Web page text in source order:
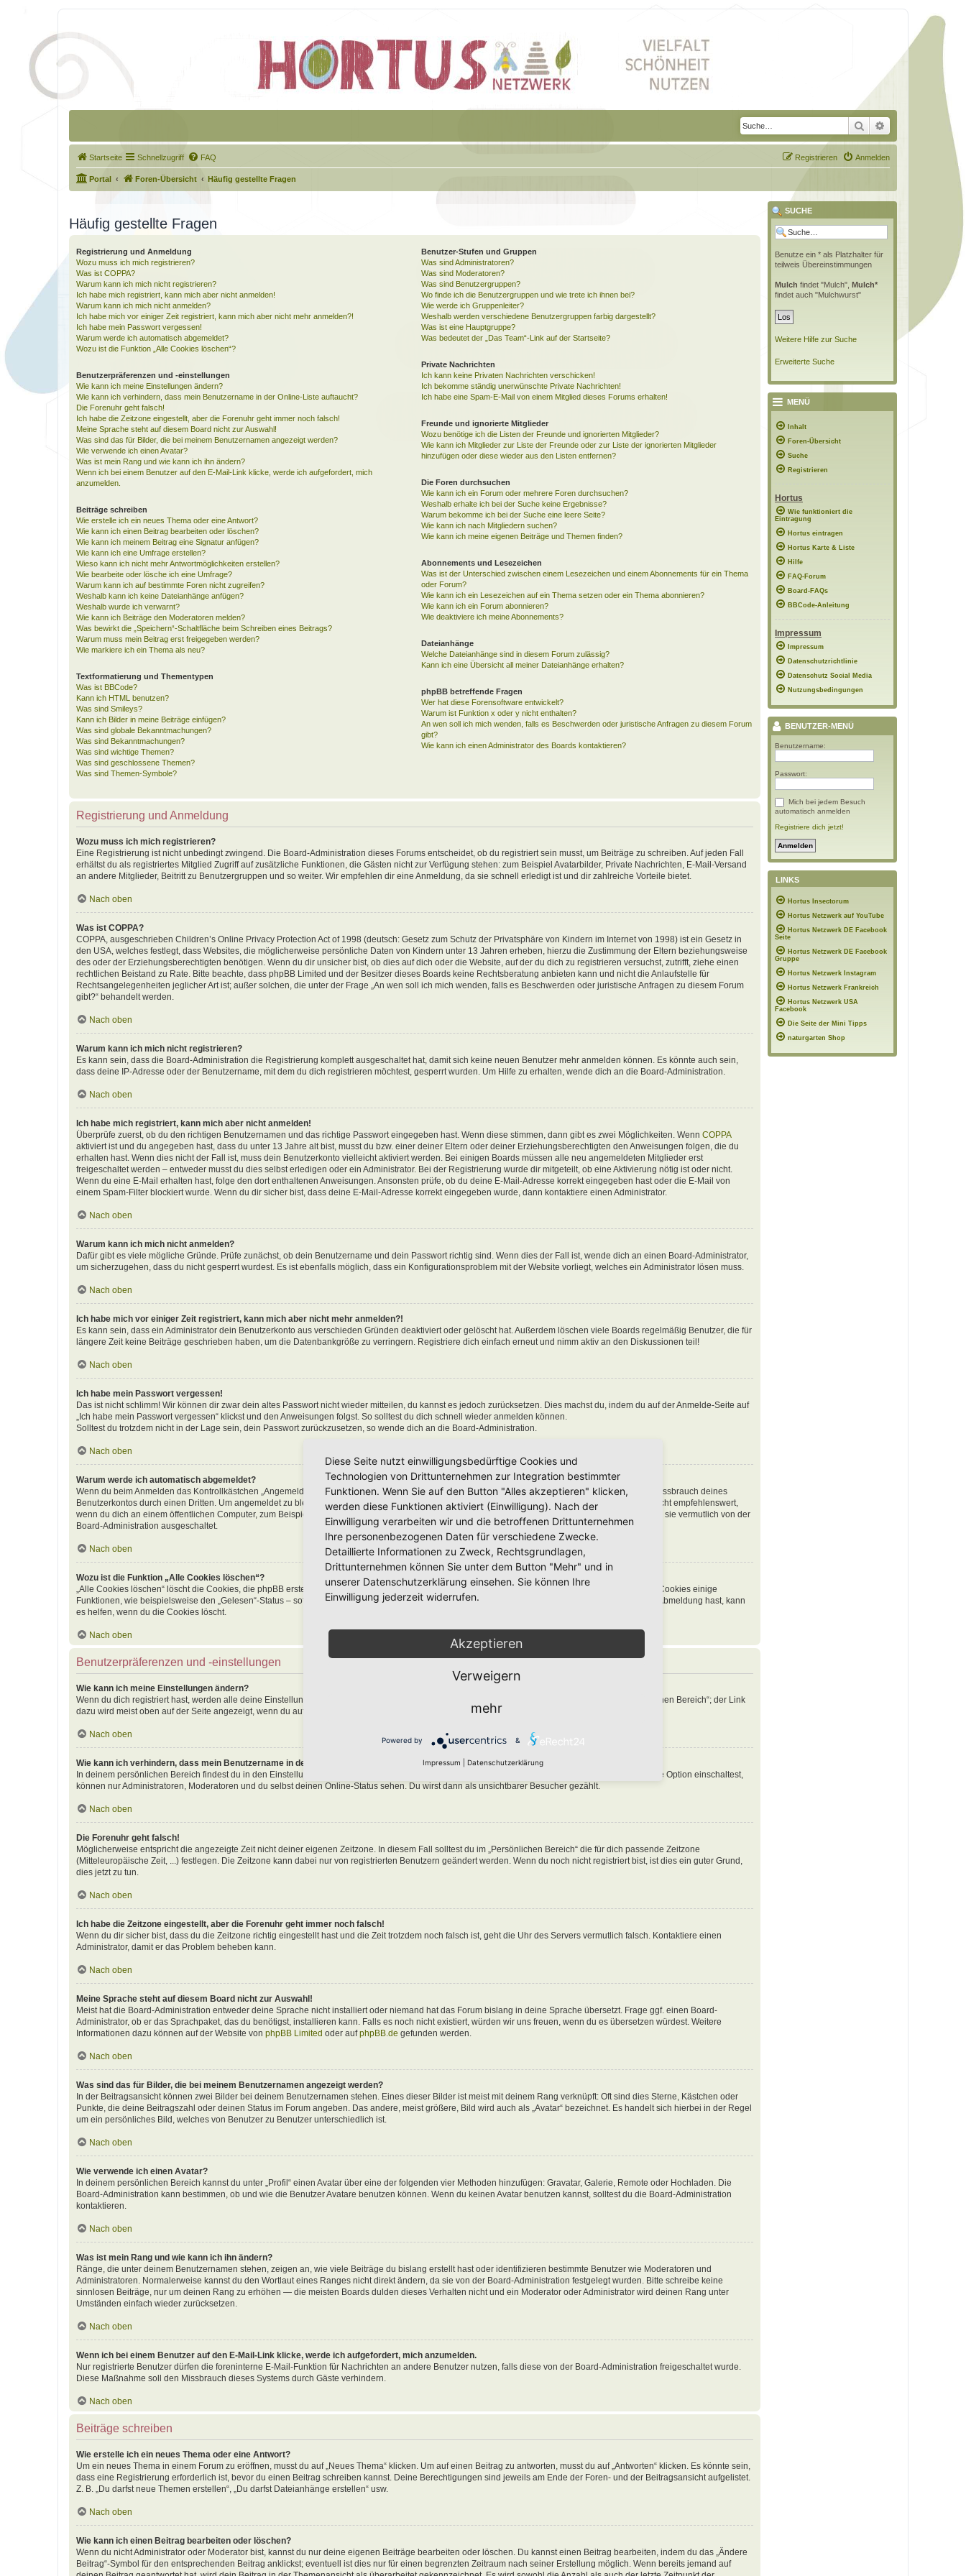
Suche Erweiterte Suche
Startseite Schnellzugriff FAQ Anmelden
Registrieren
Portal Foren-Übersicht Häufig gestellte Fragen
Häufig gestellte Fragen
Registrierung und Anmeldung
Wozu muss ich mich registrieren?
Was ist COPPA?
Warum kann ich mich nicht registrieren?
Ich habe mich registriert, kann mich aber nicht anmelden!
Warum kann ich mich nicht anmelden?
Ich habe mich vor einiger Zeit registriert, kann mich aber nicht mehr anmelden?!
Ich habe mein Passwort vergessen!
Warum werde ich automatisch abgemeldet?
Wozu ist die Funktion „Alle Cookies löschen“?
Benutzerpräferenzen und -einstellungen
Wie kann ich meine Einstellungen ändern?
Wie kann ich verhindern, dass mein Benutzername in der Online-Liste auftaucht?
Die Forenuhr geht falsch!
Ich habe die Zeitzone eingestellt, aber die Forenuhr geht immer noch falsch!
Meine Sprache steht auf diesem Board nicht zur Auswahl!
Was sind das für Bilder, die bei meinem Benutzernamen angezeigt werden?
Wie verwende ich einen Avatar?
Was ist mein Rang und wie kann ich ihn ändern?
Wenn ich bei einem Benutzer auf den E-Mail-Link klicke, werde ich aufgefordert, mich
anzumelden.
Beiträge schreiben
Wie erstelle ich ein neues Thema oder eine Antwort?
Wie kann ich einen Beitrag bearbeiten oder löschen?
Wie kann ich meinem Beitrag eine Signatur anfügen?
Wie kann ich eine Umfrage erstellen?
Wieso kann ich nicht mehr Antwortmöglichkeiten erstellen?
Wie bearbeite oder lösche ich eine Umfrage?
Warum kann ich auf bestimmte Foren nicht zugreifen?
Weshalb kann ich keine Dateianhänge anfügen?
Weshalb wurde ich verwarnt?
Wie kann ich Beiträge den Moderatoren melden?
Was bewirkt die „Speichern“-Schaltfläche beim Schreiben eines Beitrags?
Warum muss mein Beitrag erst freigegeben werden?
Wie markiere ich ein Thema als neu?
Textformatierung und Thementypen
Was ist BBCode?
Kann ich HTML benutzen?
Was sind Smileys?
Kann ich Bilder in meine Beiträge einfügen?
Was sind globale Bekanntmachungen?
Was sind Bekanntmachungen?
Was sind wichtige Themen?
Was sind geschlossene Themen?
Was sind Themen-Symbole?
Benutzer-Stufen und Gruppen
Was sind Administratoren?
Was sind Moderatoren?
Was sind Benutzergruppen?
Wo finde ich die Benutzergruppen und wie trete ich ihnen bei?
Wie werde ich Gruppenleiter?
Weshalb werden verschiedene Benutzergruppen farbig dargestellt?
Was ist eine Hauptgruppe?
Was bedeutet der „Das Team“-Link auf der Startseite?
Private Nachrichten
Ich kann keine Privaten Nachrichten verschicken!
Ich bekomme ständig unerwünschte Private Nachrichten!
Ich habe eine Spam-E-Mail von einem Mitglied dieses Forums erhalten!
Freunde und ignorierte Mitglieder
Wozu benötige ich die Listen der Freunde und ignorierten Mitglieder?
Wie kann ich Mitglieder zur Liste der Freunde oder zur Liste der ignorierten Mitglieder
hinzufügen oder diese wieder aus den Listen entfernen?
Die Foren durchsuchen
Wie kann ich ein Forum oder mehrere Foren durchsuchen?
Weshalb erhalte ich bei der Suche keine Ergebnisse?
Warum bekomme ich bei der Suche eine leere Seite?
Wie kann ich nach Mitgliedern suchen?
Wie kann ich meine eigenen Beiträge und Themen finden?
Abonnements und Lesezeichen
Was ist der Unterschied zwischen einem Lesezeichen und einem Abonnements für ein Thema
oder Forum?
Wie kann ich ein Lesezeichen auf ein Thema setzen oder ein Thema abonnieren?
Wie kann ich ein Forum abonnieren?
Wie deaktiviere ich meine Abonnements?
Dateianhänge
Welche Dateianhänge sind in diesem Forum zulässig?
Kann ich eine Übersicht all meiner Dateianhänge erhalten?
phpBB betreffende Fragen
Wer hat diese Forensoftware entwickelt?
Warum ist Funktion x oder y nicht enthalten?
An wen soll ich mich wenden, falls es Beschwerden oder juristische Anfragen zu diesem Forum
gibt?
Wie kann ich einen Administrator des Boards kontaktieren?
Registrierung und Anmeldung
Wozu muss ich mich registrieren?
Eine Registrierung ist nicht unbedingt zwingend. Die Board-Administration dieses Forums entscheidet, ob du registriert sein musst, um Beiträge zu schreiben. Auf jeden Fall
erhältst du als registriertes Mitglied Zugriff auf zusätzliche Funktionen, die Gästen nicht zur Verfügung stehen: zum Beispiel Avatarbilder, Private Nachrichten, E-Mail-Versand
an andere Mitglieder, Beitritt zu Benutzergruppen und so weiter. Wir empfehlen dir eine Anmeldung, da sie schnell erledigt ist und dir zahlreiche Vorteile bietet.
Nach oben
Was ist COPPA?
COPPA, ausgeschrieben Children’s Online Privacy Protection Act of 1998 (deutsch: Gesetz zum Schutz der Privatsphäre von Kindern im Internet von 1998) ist ein Gesetz in
den USA, welches festlegt, dass Websites, die möglicherweise persönliche Daten von Kindern unter 13 Jahren erheben, hierzu die Zustimmung der Eltern beziehungsweise
des oder der Erziehungsberechtigten benötigen. Wenn du dir unsicher bist, ob dies auf dich oder die Website, auf der du dich zu registrieren versuchst, zutrifft, ziehe einen
rechtlichen Beistand zu Rate. Bitte beachte, dass phpBB Limited und der Besitzer dieses Boards keine Rechtsberatung anbieten kann und nicht die Anlaufstelle für
Rechtsangelegenheiten jeglicher Art ist; außer solchen, die unter der Frage „An wen soll ich mich wenden, falls es Beschwerden oder juristische Anfragen zu diesem Forum
gibt?“ behandelt werden.
Nach oben
Warum kann ich mich nicht registrieren?
Es kann sein, dass die Board-Administration die Registrierung komplett ausgeschaltet hat, damit sich keine neuen Benutzer mehr anmelden können. Es könnte auch sein,
dass deine IP-Adresse oder der Benutzername, mit dem du dich registrieren möchtest, gesperrt wurden. Um Hilfe zu erhalten, wende dich an die Board-Administration.
Nach oben
Ich habe mich registriert, kann mich aber nicht anmelden!
Überprüfe zuerst, ob du den richtigen Benutzernamen und das richtige Passwort eingegeben hast. Wenn diese stimmen, dann gibt es zwei Möglichkeiten. Wenn COPPA
aktiviert ist und du angegeben hast, dass du unter 13 Jahre alt bist, musst du bzw. einer deiner Eltern oder deiner Erziehungsberechtigten den Anweisungen folgen, die du
erhalten hast. Wenn dies nicht der Fall ist, muss dein Benutzerkonto vielleicht aktiviert werden. Bei einigen Boards müssen alle neu angemeldeten Mitglieder erst
freigeschaltet werden – entweder musst du dies selbst erledigen oder ein Administrator. Bei der Registrierung wurde dir mitgeteilt, ob eine Aktivierung nötig ist oder nicht.
Wenn du eine E-Mail erhalten hast, folge den dort enthaltenen Anweisungen. Ansonsten prüfe, ob du deine E-Mail-Adresse korrekt eingegeben hast oder die E-Mail von
einem Spam-Filter blockiert wurde. Wenn du dir sicher bist, dass deine E-Mail-Adresse korrekt eingegeben wurde, dann kontaktiere einen Administrator.
Nach oben
Warum kann ich mich nicht anmelden?
Dafür gibt es viele mögliche Gründe. Prüfe zunächst, ob dein Benutzername und dein Passwort richtig sind. Wenn dies der Fall ist, wende dich an einen Board-Administrator,
um sicherzugehen, dass du nicht gesperrt wurdest. Es ist ebenfalls möglich, dass ein Konfigurationsproblem mit der Website vorliegt, welches ein Administrator lösen muss.
Nach oben
Ich habe mich vor einiger Zeit registriert, kann mich aber nicht mehr anmelden?!
Es kann sein, dass ein Administrator dein Benutzerkonto aus verschieden Gründen deaktiviert oder gelöscht hat. Außerdem löschen viele Boards regelmäßig Benutzer, die für
längere Zeit keine Beiträge geschrieben haben, um die Datenbankgröße zu verringern. Registriere dich einfach erneut und nimm aktiv an den Diskussionen teil!
Nach oben
Ich habe mein Passwort vergessen!
Das ist nicht schlimm! Wir können dir zwar dein altes Passwort nicht wieder mitteilen, du kannst es jedoch zurücksetzen. Dies machst du, indem du auf der Anmelde-Seite auf
„Ich habe mein Passwort vergessen“ klickst und den Anweisungen folgst. So solltest du dich schnell wieder anmelden können.
Solltest du trotzdem nicht in der Lage sein, dein Passwort zurückzusetzen, so wende dich an die Board-Administration.
Nach oben
Warum werde ich automatisch abgemeldet?
Wenn du beim Anmelden das Kontrollkästchen „Angemeldet bleiben“ nicht auswählst, wirst du nur für eine Sitzung angemeldet. Dies verhindert den Missbrauch deines
Benutzerkontos durch einen Dritten. Um angemeldet zu bleiben, kannst du das Kästchen „Angemeldet bleiben“ beim Anmelden auswählen. Dies ist nicht empfehlenswert,
wenn du dich an einem öffentlichen Computer, zum Beispiel in einem Internetcafé, befindest. Wenn diese Option nicht zur Verfügung steht, dann wurde sie vermutlich von der
Board-Administration ausgeschaltet.
Nach oben
Wozu ist die Funktion „Alle Cookies löschen“?
„Alle Cookies löschen“ löscht die Cookies, die phpBB erstellt hat und die dafür sorgen, dass du im Forum angemeldet bleibst. Außerdem ermöglichen Cookies einige
Funktionen, wie beispielsweise den „Gelesen“-Status – sofern sie von der Board-Administration aktiviert wurden. Wenn du Probleme bei der An- oder Abmeldung hast, kann
es helfen, wenn du die Cookies löscht.
Nach oben
Benutzerpräferenzen und -einstellungen
Wie kann ich meine Einstellungen ändern?
Wenn du dich registriert hast, werden alle deine Einstellungen in der Datenbank des Boards gespeichert. Um diese zu ändern, gehe in den „Persönlichen Bereich“; der Link
dazu wird meist oben auf der Seite angezeigt, wenn du auf deinen Benutzernamen klickst. Dort kannst du alle deine Einstellungen ändern.
Nach oben
Wie kann ich verhindern, dass mein Benutzername in der Online-Liste auftaucht?
In deinem persönlichen Bereich findest du in den Einstellungen eine Option „Meinen Online-Status während dieser Sitzung verbergen“. Wenn du diese Option einschaltest,
können nur Administratoren, Moderatoren und du selbst deinen Online-Status sehen. Du wirst dann als unsichtbarer Besucher gezählt.
Nach oben
Die Forenuhr geht falsch!
Möglicherweise entspricht die angezeigte Zeit nicht deiner eigenen Zeitzone. In diesem Fall solltest du im „Persönlichen Bereich“ die für dich passende Zeitzone
(Mitteleuropäische Zeit, ...) festlegen. Die Zeitzone kann dabei nur von registrierten Benutzern geändert werden. Wenn du noch nicht registriert bist, ist dies ein guter Grund,
dies jetzt zu tun.
Nach oben
Ich habe die Zeitzone eingestellt, aber die Forenuhr geht immer noch falsch!
Wenn du dir sicher bist, dass du die Zeitzone richtig eingestellt hast und die Zeit trotzdem noch falsch ist, geht die Uhr des Servers vermutlich falsch. Kontaktiere einen
Administrator, damit er das Problem beheben kann.
Nach oben
Meine Sprache steht auf diesem Board nicht zur Auswahl!
Meist hat die Board-Administration entweder deine Sprache nicht installiert oder niemand hat das Forum bislang in deine Sprache übersetzt. Frage ggf. einen Board-
Administrator, ob er das Sprachpaket, das du benötigst, installieren kann. Falls es noch nicht existiert, würden wir uns freuen, wenn du es übersetzen würdest. Weitere
Informationen dazu können auf der Website von phpBB Limited oder aufphpBB.de gefunden werden.
Nach oben
Was sind das für Bilder, die bei meinem Benutzernamen angezeigt werden?
In der Beitragsansicht können zwei Bilder bei deinem Benutzernamen stehen. Eines dieser Bilder ist meist mit deinem Rang verknüpft: Oft sind dies Sterne, Kästchen oder
Punkte, die deine Beitragszahl oder deinen Status im Forum angeben. Das andere, meist größere, Bild wird auch als „Avatar“ bezeichnet. Es handelt sich hierbei in der Regel
um ein persönliches Bild, welches von Benutzer zu Benutzer unterschiedlich ist.
Nach oben
Wie verwende ich einen Avatar?
In deinem persönlichen Bereich kannst du unter „Profil“ einen Avatar über eine der folgenden vier Methoden hinzufügen: Gravatar, Galerie, Remote oder Hochladen. Die
Board-Administration kann bestimmen, ob und wie die Benutzer Avatare benutzen können. Wenn du keinen Avatar benutzen kannst, solltest du die Board-Administration
kontaktieren.
Nach oben
Was ist mein Rang und wie kann ich ihn ändern?
Ränge, die unter deinem Benutzernamen stehen, zeigen an, wie viele Beiträge du bislang erstellt hast oder identifizieren bestimmte Benutzer wie Moderatoren und
Administratoren. Normalerweise kannst du den Wortlaut eines Ranges nicht direkt ändern, da sie von der Board-Administration festgelegt wurden. Bitte schreibe keine
sinnlosen Beiträge, nur um deinen Rang zu erhöhen — die meisten Boards dulden dieses Verhalten nicht und ein Moderator oder Administrator wird deinen Rang unter
Umständen einfach wieder zurücksetzen.
Nach oben
Wenn ich bei einem Benutzer auf den E-Mail-Link klicke, werde ich aufgefordert, mich anzumelden.
Nur registrierte Benutzer dürfen die foreninterne E-Mail-Funktion für Nachrichten an andere Benutzer nutzen, falls diese von der Board-Administration freigeschaltet wurde.
Diese Maßnahme soll den Missbrauch dieses Systems durch Gäste verhindern.
Nach oben
Beiträge schreiben
Wie erstelle ich ein neues Thema oder eine Antwort?
Um ein neues Thema in einem Forum zu eröffnen, musst du auf „Neues Thema“ klicken. Um auf einen Beitrag zu antworten, musst du auf „Antworten“ klicken. Es könnte sein,
dass eine Registrierung erforderlich ist, bevor du einen Beitrag schreiben kannst. Deine Berechtigungen sind jeweils am Ende der Foren- und der Beitragsansicht aufgelistet.
Z. B. „Du darfst neue Themen erstellen“, „Du darfst Dateianhänge erstellen“ usw.
Nach oben
Wie kann ich einen Beitrag bearbeiten oder löschen?
Wenn du nicht Administrator oder Moderator bist, kannst du nur deine eigenen Beiträge bearbeiten oder löschen. Du kannst einen Beitrag bearbeiten, indem du das „Ändere
Beitrag“-Symbol für den entsprechenden Beitrag anklickst; eventuell ist dies nur für einen begrenzten Zeitraum nach seiner Erstellung möglich. Wenn bereits jemand auf
SUCHE
Benutze ein * als Platzhalter für
teilweis Übereinstimmungen
Mulch findet "Mulch", Mulch*
findet auch "Mulchwurst"
Weitere Hilfe zur Suche
Erweiterte Suche
MENÜ
Inhalt
Foren-Übersicht
Suche
Registrieren
Hortus
Wie funktioniert die
Eintragung
Hortus eintragen
Hortus Karte & Liste
Hilfe
FAQ-Forum
Board-FAQs
BBCode-Anleitung
Impressum
Impressum
Datenschutzrichtlinie
Datenschutz Social Media
Nutzungsbedingungen
BENUTZER-MENÜ
Benutzername:
Passwort:
Mich bei jedem Besuch
automatisch anmelden
Registriere dich jetzt!
LINKS
Hortus Insectorum
Hortus Netzwerk auf YouTube
Hortus Netzwerk DE Facebook
Seite
Hortus Netzwerk DE Facebook
Gruppe
Hortus Netzwerk Instagram
Hortus Netzwerk Frankreich
Hortus Netzwerk USA
Facebook
Die Seite der Mini Tipps
naturgarten Shop
Diese Seite nutzt einwilligungsbedürftige Cookies und
Technologien von Drittunternehmen zur Integration bestimmter
Funktionen. Wenn Sie auf den Button "Alles akzeptieren" klicken,
werden diese Funktionen aktiviert (Einwilligung). Nach der
Einwilligung verarbeiten wir und die betroffenen Drittunternehmen
Ihre personenbezogenen Daten für verschiedene Zwecke.
Detaillierte Informationen zu Zweck, Rechtsgrundlagen,
Drittunternehmen können Sie unter dem Button "Mehr" und in
unserer Datenschutzerklärung einsehen. Sie können Ihre
Einwilligung jederzeit widerrufen.
Akzeptieren
Verweigern
mehr
Powered by &
Impressum Datenschutzerklärung